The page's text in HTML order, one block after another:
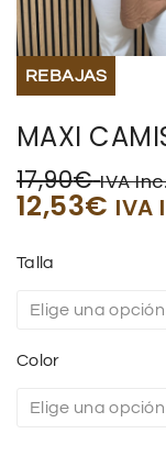
REBAJAS
MAXI
17,90€ IVA
12,53€ IVA
Talla
Color